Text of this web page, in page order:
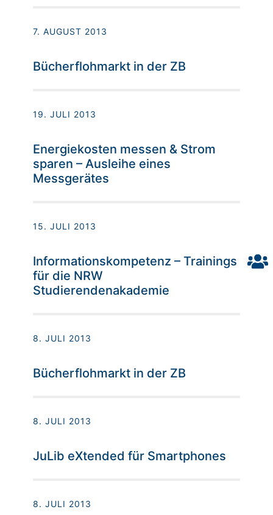
7. AUGUST 2013
Bücherflohmarkt in der ZB
19. JULI 2013
Energiekosten messen & Strom
sparen – Ausleihe eines
Messgerätes
15. JULI 2013
Informationskompetenz – Trainings
für die NRW
Studierendenakademie
8. JULI 2013
Bücherflohmarkt in der ZB
8. JULI 2013
JuLib eXtended für Smartphones
8. JULI 2013